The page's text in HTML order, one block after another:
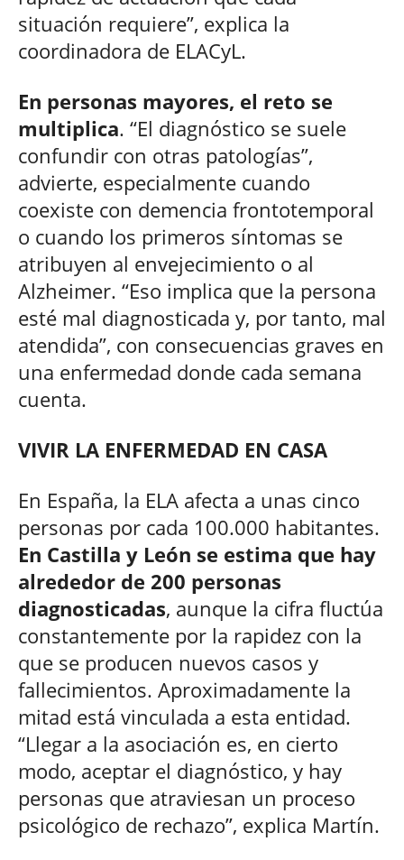
situación requiere”, explica la
coordinadora de ELACyL.
En personas mayores, el reto se
multiplica. “El diagnóstico se suele
confundir con otras patologías”,
advierte, especialmente cuando
coexiste con demencia frontotemporal
o cuando los primeros síntomas se
atribuyen al envejecimiento o al
Alzheimer. “Eso implica que la persona
esté mal diagnosticada y, por tanto, mal
atendida”, con consecuencias graves en
una enfermedad donde cada semana
cuenta.
VIVIR LA ENFERMEDAD EN CASA
En España, la ELA afecta a unas cinco
personas por cada 100.000 habitantes.
En Castilla y León se estima que hay
alrededor de 200 personas
diagnosticadas, aunque la cifra fluctúa
constantemente por la rapidez con la
que se producen nuevos casos y
fallecimientos. Aproximadamente la
mitad está vinculada a esta entidad.
“Llegar a la asociación es, en cierto
modo, aceptar el diagnóstico, y hay
personas que atraviesan un proceso
psicológico de rechazo”, explica Martín.